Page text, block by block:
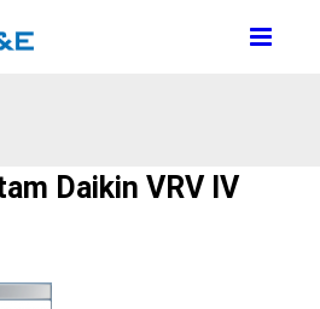
Daikin VRV IV